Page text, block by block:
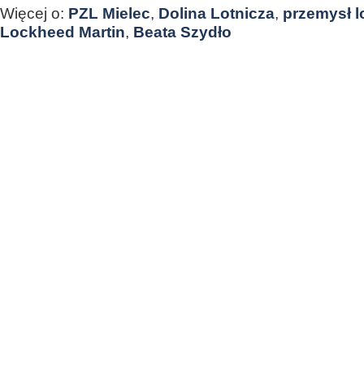
Więcej o: PZL Mielec, Dolina Lotnicza, przemysł
Lockheed Martin, Beata Szydło